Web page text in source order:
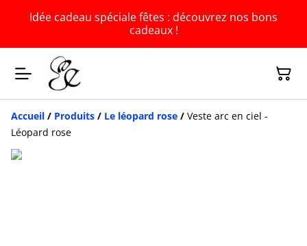
Idée cadeau spéciale fêtes : découvrez nos bons
cadeaux !
Accueil / Produits / Le léopard rose / Veste arc en ciel -
Léopard rose